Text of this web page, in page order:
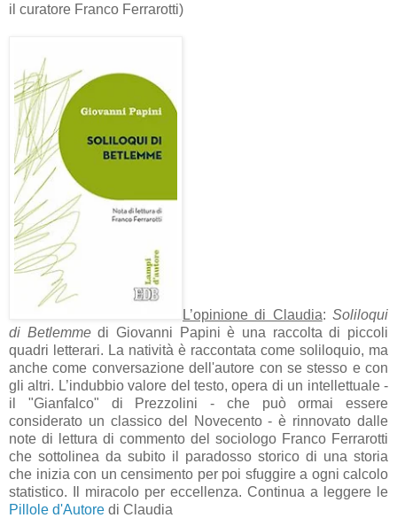
il curatore Franco Ferrarotti)
L’opinione di Claudia:Soliloqui
di Betlemmedi Giovanni Papini è una raccolta di piccoli
quadri letterari. La natività è raccontata come soliloquio, ma
anche come conversazione dell'autore con se stesso e con
gli altri. L’indubbio valore del testo, opera di un intellettuale -
il "Gianfalco" di Prezzolini - che può ormai essere
considerato un classico del Novecento - è rinnovato dalle
note di lettura di commento del sociologo Franco Ferrarotti
che sottolinea da subito il paradosso storico di una storia
che inizia con un censimento per poi sfuggire a ogni calcolo
statistico. Il miracolo per eccellenza. Continua a leggere le
Pillole d'Autore di Claudia